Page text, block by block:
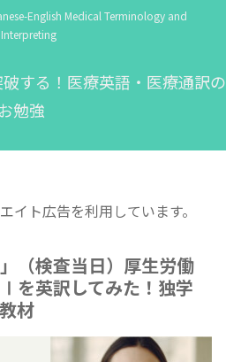
English Medical Terminology and
Interpreting
する！医療英語・医療通訳の
お勉強
イト広告を利用しています。
（検査当日）厚生労働
を英訳してみた！独学
材